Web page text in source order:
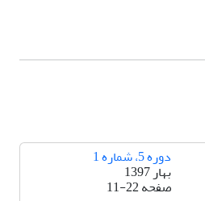
دوره 5، شماره 1
بهار 1397
صفحه11-22